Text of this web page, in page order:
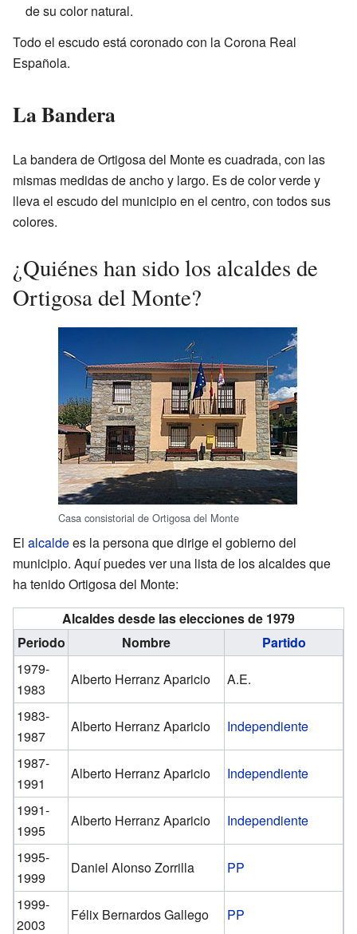
de su color natural.
Todo el escudo está coronado con la Corona Real
Española.
La Bandera
La bandera de Ortigosa del Monte es cuadrada, con las
mismas medidas de ancho y largo. Es de color verde y
lleva el escudo del municipio en el centro, con todos sus
colores.
¿Quiénes han sido los alcaldes de
Ortigosa del Monte?
Casa consistorial de Ortigosa del Monte
El alcaldees la persona que dirige el gobierno del
municipio. Aquí puedes ver una lista de los alcaldes que
ha tenido Ortigosa del Monte:
Alcaldes desde las elecciones de 1979
Periodo
Nombre
Partido
1979-
1983
Alberto Herranz Aparicio
A.E.
1983-
1987
Alberto Herranz Aparicio
Independiente
1987-
1991
Alberto Herranz Aparicio
Independiente
1991-
1995
Alberto Herranz Aparicio
Independiente
1995-
1999
Daniel Alonso Zorrilla
PP
1999-
2003
Félix Bernardos Gallego
PP